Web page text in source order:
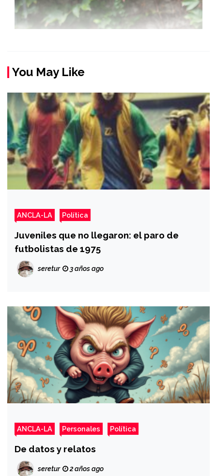
You May Like
ANCLA-LA Política
Juveniles que no llegaron: el paro de
futbolistas de 1975
seretur 3 años ago
ANCLA-LA Personales Política
De datos y relatos
seretur 2 años ago